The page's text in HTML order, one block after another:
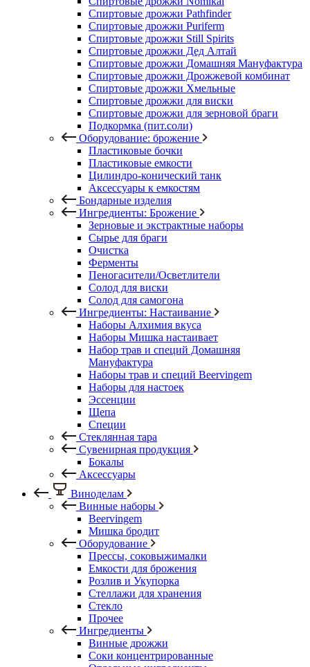
Спиртовые дрожжи Pathfinder
Спиртовые дрожжи Puriferm
Спиртовые дрожжи Still Spirits
Спиртовые дрожжи Дед Алтай
Спиртовые дрожжи Домашняя Мануфактура
Спиртовые дрожжи Дрожжевой комбинат
Спиртовые дрожжи Хмельные
Спиртовые дрожжи для виски
Спиртовые дрожжи для зерновой браги
Подкормка (пит.соли)
Оборудование: брожение
Пластиковые бочки
Пластиковые емкости
Цилиндро-конический танк
Аксессуары к емкостям
Бондарные изделия
Ингредиенты: Брожение
Зерновые и экстрактные наборы
Сырье для браги
Очистка
Ферменты
Пеногасители/Осветлители
Солод для виски
Солод для самогона
Ингредиенты: Настаивание
Наборы Алхимия вкуса
Наборы Мишка настаивает
Набор трав и специй Домашняя
Мануфактура
Наборы трав и специй Beervingem
Наборы для настоек
Эссенции
Щепа
Специи
Стеклянная тара
Сувенирная продукция
Бокалы
Аксессуары
Виноделам
Винные наборы
Beervingem
Мишка бродит
Оборудование
Прессы, соковыжималки
Емкости для брожения
Розлив и Укупорка
Стеллажи для хранения
Стекло
Прочее
Ингредиенты
Винные дрожжи
Соки концентрированные